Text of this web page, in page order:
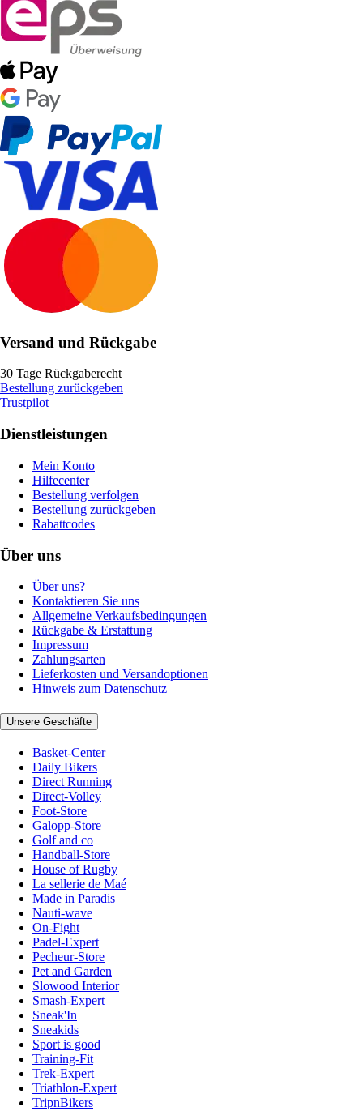
Versand und Rückgabe
30 Tage Rückgaberecht
Bestellung zurückgeben
Trustpilot
Dienstleistungen
Mein Konto
Hilfecenter
Bestellung verfolgen
Bestellung zurückgeben
Rabattcodes
Über uns
Über uns?
Kontaktieren Sie uns
Allgemeine Verkaufsbedingungen
Rückgabe & Erstattung
Impressum
Zahlungsarten
Lieferkosten und Versandoptionen
Hinweis zum Datenschutz
Unsere Geschäfte
Basket-Center
Daily Bikers
Direct Running
Direct-Volley
Foot-Store
Galopp-Store
Golf and co
Handball-Store
House of Rugby
La sellerie de Maé
Made in Paradis
Nauti-wave
On-Fight
Padel-Expert
Pecheur-Store
Pet and Garden
Slowood Interior
Smash-Expert
Sneak'In
Sneakids
Sport is good
Training-Fit
Trek-Expert
Triathlon-Expert
TripnBikers